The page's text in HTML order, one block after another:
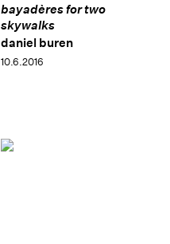
bayadères for two
skywalks
daniel buren
10.6.2016